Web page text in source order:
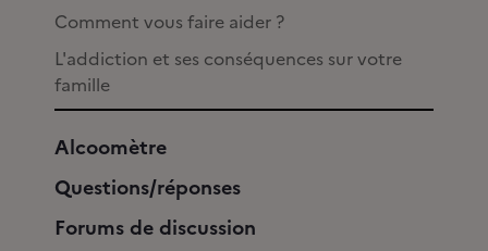
Comment vous faire aider ?
L'addiction et ses conséquences sur votre
famille
Alcoomètre
Questions/réponses
Forums de discussion